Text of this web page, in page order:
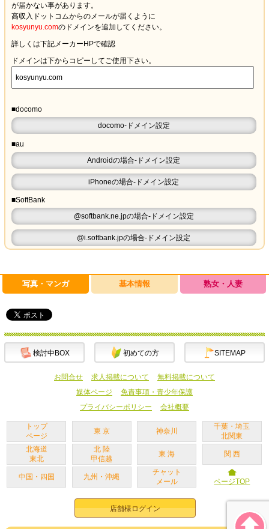
が届かない事があります。
高収入ドットコムからのメールが届くように
kosyunyu.comのドメインを追加してください。
詳しくは下記メーカーHPで確認
ドメインは下からコピーしてご使用下さい。
■docomo
docomo-ドメイン設定
■au
Androidの場合-ドメイン設定
iPhoneの場合-ドメイン設定
■SoftBank
@softbank.ne.jpの場合-ドメイン設定
@i.softbank.jpの場合-ドメイン設定
写真・マンガ 基本情報 熟女・人妻
検討中BOX 初めての方 SITEMAP
お問合せ 求人掲載について
無料掲載について
媒体ページ
免責事項・青少年保護
プライバシーポリシー
会社概要
トップ
ページ
東 京 神奈川
千葉・埼玉
北関東
北海道
東北
北 陸
甲信越
東 海 関 西
中国・四国 九州・沖縄
チャット
メール
ページTOP
店舗様ログイン